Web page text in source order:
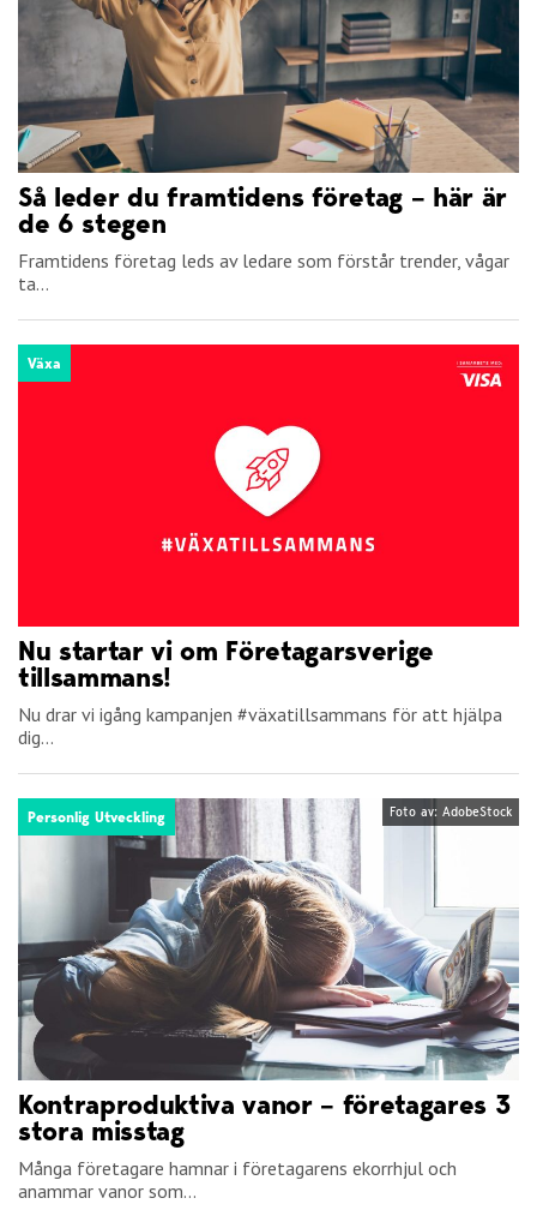
Så leder du framtidens företag – här är
de 6 stegen
Framtidens företag leds av ledare som förstår trender, vågar
ta...
Växa
Nu startar vi om Företagarsverige
tillsammans!
Nu drar vi igång kampanjen #växatillsammans för att hjälpa
dig...
Personlig Utveckling Foto av: AdobeStock
Kontraproduktiva vanor – företagares 3
stora misstag
Många företagare hamnar i företagarens ekorrhjul och
anammar vanor som...